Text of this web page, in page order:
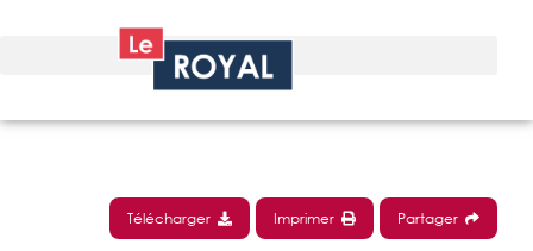
Télécharger Imprimer Partager